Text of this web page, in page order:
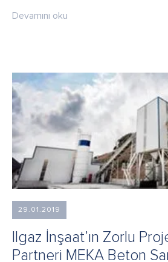
Devamını oku
29.01.2019
Ilgaz İnşaat’ın Zorlu
Partneri MEKA Beton